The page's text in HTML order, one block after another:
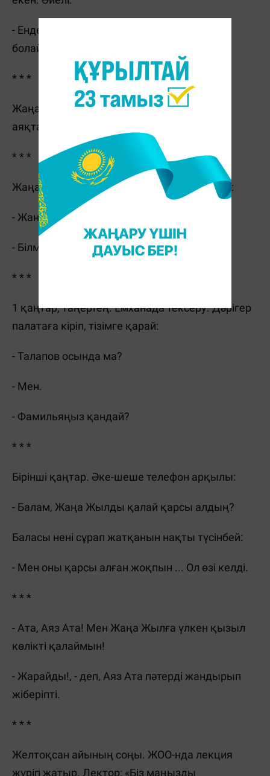
- Ендеше ыдыстарды кезекпен жуатын
болайық! Бұл жыл сенің кезегің.
* * *
Жаңа Жыл мейрамы – бұл таңғы аспен
аяқталатын кешкі ас ...
* * *
Жаңа Жыл мерекесі өткеннен кейін екі дос:
- Жаңа жылды қалай қарсы алдың?
- Білмеймін, әлі ешкім айтып берген жоқ ...
* * *
1 қаңтар, таңертең. Емханада тексеру. Дәрігер
палатаға кіріп, тізімге қарай:
- Талапов осында ма?
- Мен.
- Фамильяңыз қандай?
* * *
Бірінші қаңтар. Әке-шеше телефон арқылы:
- Балам, Жаңа Жылды қалай қарсы алдың?
Баласы нені сұрап жатқанын нақты түсінбей:
- Мен оны қарсы алған жоқпын ... Ол өзі келді.
* * *
- Ата, Аяз Ата! Мен Жаңа Жылға үлкен қызыл
көлікті қалаймын!
- Жарайды!, - деп, Аяз Ата пәтерді жандырып
жіберіпті.
* * *
Желтоқсан айының соңы. ЖОО-нда лекция
жүріп жатыр. Лектор: «Біз маңызды